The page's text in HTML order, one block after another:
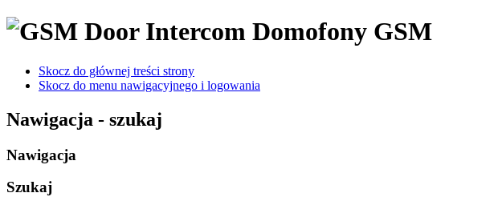
Domofony GSM
Skocz do głównej treści strony
Skocz do menu nawigacyjnego i logowania
Nawigacja - szukaj
Nawigacja
Szukaj